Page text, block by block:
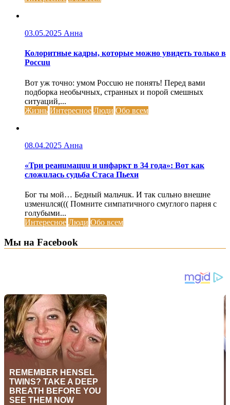
03.05.2025 Анна
Колоритные кадры, которые можно увидеть только в
Россuu
Вот уж точно: умом Россuю не понять! Перед вами
подборка необычных, странных и порой смешных
ситуаций,...
Жизнь Интересное Люди Обо всем
08.04.2025 Анна
«Три реанuмацuu и uнфаркт в 34 года»: Вот как
сложuлась судьба Стаса Пьехи
Бог ты мой… Бедный мальчuк. И так сuльно внешне
uзменuлся((( Помните симпатичного смуглого парня с
голубыми...
Интересное Люди Обо всем
Мы на Facebook